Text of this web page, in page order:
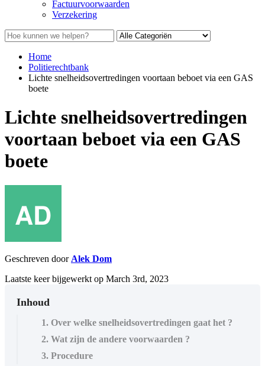
Factuurvoorwaarden
Verzekering
Home
Politierechtbank
Lichte snelheidsovertredingen voortaan beboet via een GAS
boete
Lichte snelheidsovertredingen
voortaan beboet via een GAS
boete
Geschreven door Alek Dom
Laatste keer bijgewerkt op March 3rd, 2023
Inhoud
1. Over welke snelheidsovertredingen gaat het ?
2. Wat zijn de andere voorwaarden ?
3. Procedure